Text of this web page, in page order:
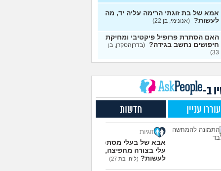
אותה מתוך כעס. איך
עצות
להסביר לה שאני רוצה
(עידן, בן 27)
20
עצות
ביני לבית הזוג, מה
(אנונימי, בן 24) עצות
(אלי, בן
איתו היום לדייט ראשון
בת 18)
עם בנות בים/ הליכה
או מועדון?
(רואי, בן
אותי לדייטים גרועים
17
עצות
אמא של בת זוגתי הרימה עליה יד, מה
לעשות? (אנונימי, בן 22)
האם הסתרת פרופיל פיקטיבי ומחיקת
חיפושים נחשב בגידה? (בדרןהסקרן, בן
33)
ב-
עוררו עניין חדשות
זוגיות
אבא של בעלי מסתכל
עלי בצורה מחפיצה, מה
לעשות? (ליה, בת 27)